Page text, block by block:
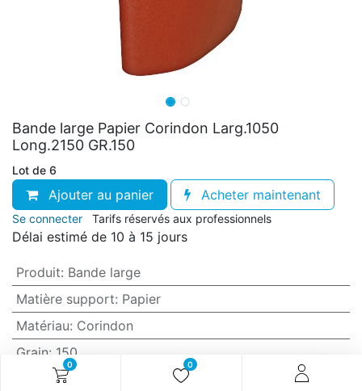
0 0
Bande large Papier Corindon Larg.1050
Long.2150 GR.150
Lot de 6
Ajouter au panier Acheter maintenant
Se connecter Tarifs réservés aux professionnels
Délai estimé de 10 à 15 jours
Produit: Bande large
Matière support: Papier
Matériau: Corindon
Grain: 150
Anti-encrassement
Non (standard)